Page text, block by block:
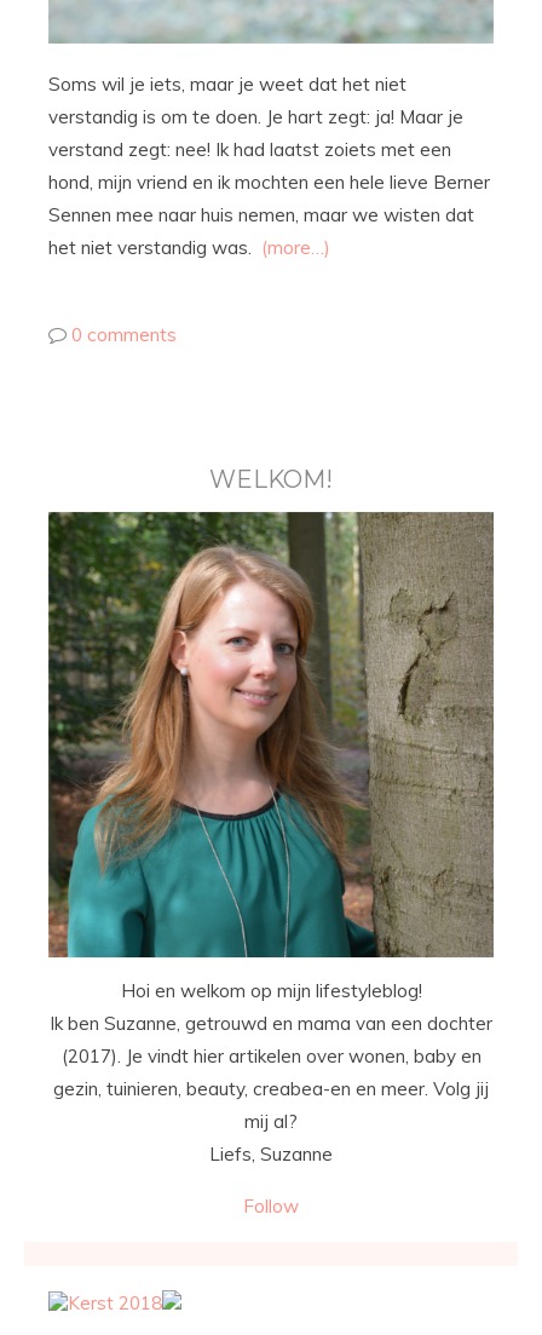
Soms wil je iets, maar je weet dat het niet
verstandig is om te doen. Je hart zegt: ja! Maar je
verstand zegt: nee! Ik had laatst zoiets met een
hond, mijn vriend en ik mochten een hele lieve Berner
Sennen mee naar huis nemen, maar we wisten dat
het niet verstandig was.
(more…)
0 comments
WELKOM!
Hoi en welkom op mijn lifestyleblog!
Ik ben Suzanne, getrouwd en mama van een dochter
(2017). Je vindt hier artikelen over wonen, baby en
gezin, tuinieren, beauty, creabea-en en meer. Volg jij
mij al?
Liefs, Suzanne
Follow